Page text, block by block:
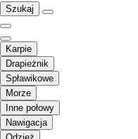
Szukaj
Karpie
Drapieżnik
Spławikowe
Morze
Inne połowy
Nawigacja